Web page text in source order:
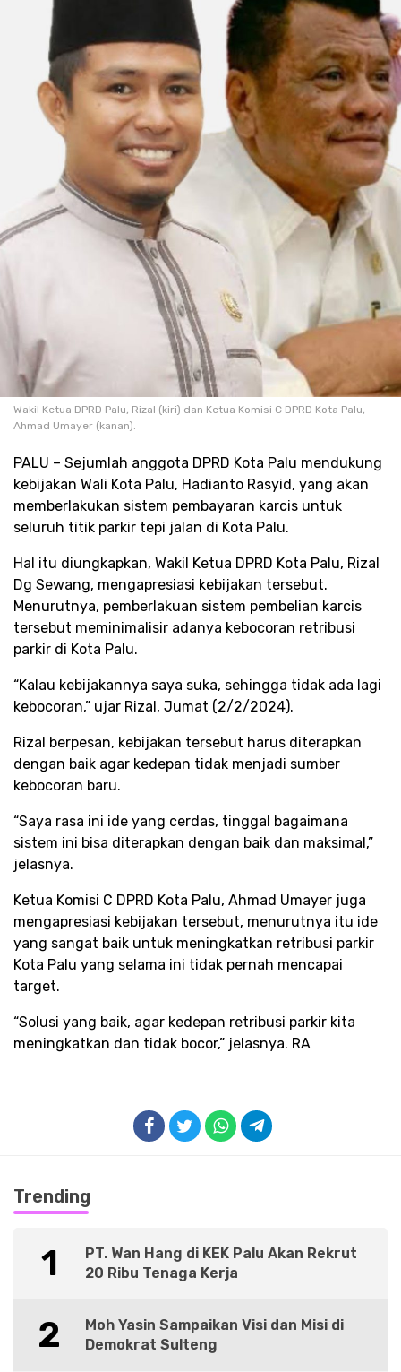
Wakil Ketua DPRD Palu, Rizal (kiri) dan Ketua Komisi C DPRD Kota Palu,
Ahmad Umayer (kanan).
PALU – Sejumlah anggota DPRD Kota Palu mendukung
kebijakan Wali Kota Palu, Hadianto Rasyid, yang akan
memberlakukan sistem pembayaran karcis untuk
seluruh titik parkir tepi jalan di Kota Palu.
Hal itu diungkapkan, Wakil Ketua DPRD Kota Palu, Rizal
Dg Sewang, mengapresiasi kebijakan tersebut.
Menurutnya, pemberlakuan sistem pembelian karcis
tersebut meminimalisir adanya kebocoran retribusi
parkir di Kota Palu.
“Kalau kebijakannya saya suka, sehingga tidak ada lagi
kebocoran,” ujar Rizal, Jumat (2/2/2024).
Rizal berpesan, kebijakan tersebut harus diterapkan
dengan baik agar kedepan tidak menjadi sumber
kebocoran baru.
“Saya rasa ini ide yang cerdas, tinggal bagaimana
sistem ini bisa diterapkan dengan baik dan maksimal,”
jelasnya.
Ketua Komisi C DPRD Kota Palu, Ahmad Umayer juga
mengapresiasi kebijakan tersebut, menurutnya itu ide
yang sangat baik untuk meningkatkan retribusi parkir
Kota Palu yang selama ini tidak pernah mencapai
target.
“Solusi yang baik, agar kedepan retribusi parkir kita
meningkatkan dan tidak bocor,” jelasnya. RA
Trending
1
PT. Wan Hang di KEK Palu Akan Rekrut
20 Ribu Tenaga Kerja
2
Moh Yasin Sampaikan Visi dan Misi di
Demokrat Sulteng